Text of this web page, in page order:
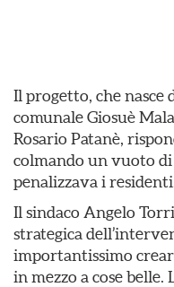
Il progetto, che nasce
comunale Giosuè
Rosario Patanè,
colmando un vuoto
penalizzava i
Il sindaco Angelo
strategica
importantissimo
in mezzo a cose belle.